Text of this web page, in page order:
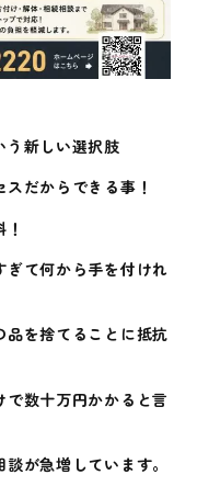
う新しい選択肢
だからできる事！
ぎて何から手を付けれ
品を捨てることに抵抗
で数十万円かかると言
が急増しています。